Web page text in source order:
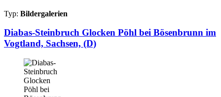
Typ: Bildergalerien
Diabas-Steinbruch Glocken Pöhl bei Bösenbrunn im
Vogtland, Sachsen, (D)